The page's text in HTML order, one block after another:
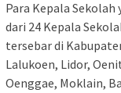
Para Kepala
dari 24 Kepala
tersebar di
Lalukoen, Lidor,
Oenggae, Moklain,